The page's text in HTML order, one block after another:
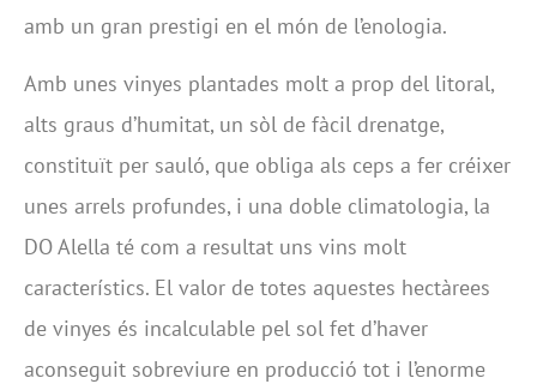
amb un gran prestigi en el món de l’enologia.
Amb unes vinyes plantades molt a prop del litoral,
alts graus d’humitat, un sòl de fàcil drenatge,
constituït per sauló, que obliga als ceps a fer créixer
unes arrels profundes, i una doble climatologia, la
DO Alella té com a resultat uns vins molt
característics. El valor de totes aquestes hectàrees
de vinyes és incalculable pel sol fet d’haver
aconseguit sobreviure en producció tot i l’enorme